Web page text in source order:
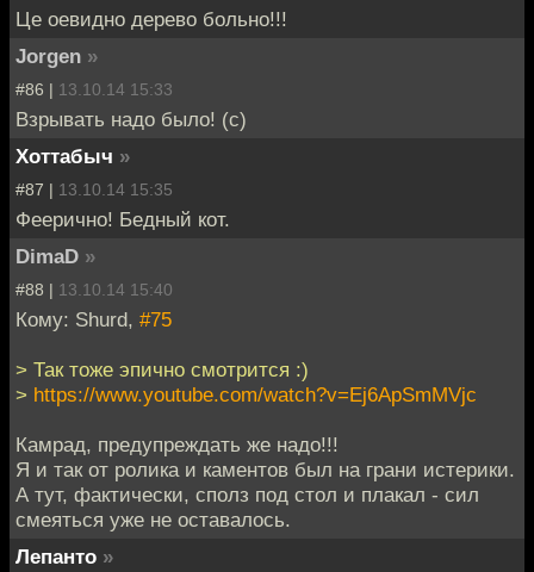
Це оевидно дерево больно!!!
Jorgen »
#86 | 13.10.14 15:33
Взрывать надо было! (с)
Хоттабыч »
#87 | 13.10.14 15:35
Феерично! Бедный кот.
DimaD »
#88 | 13.10.14 15:40
Кому: Shurd, #75
> Так тоже эпично смотрится :)
> https://www.youtube.com/watch?v=Ej6ApSmMVjc
Камрад, предупреждать же надо!!!
Я и так от ролика и каментов был на грани истерики.
А тут, фактически, сполз под стол и плакал - сил
смеяться уже не оставалось.
Лепанто »